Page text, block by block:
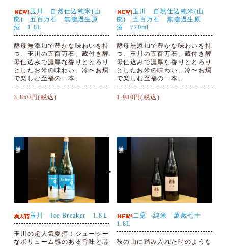
玉川 自然仕込純米(山
廃) 五百万石 無濾過生原
酒 1.8L
酵母無添加で豊かな味わいを持
つ、玉川の五百万石。蔵付き酵
母仕込みで濃厚な香りととろり
としたお米の味わい。冷〜お燗
で楽しむ至福の一本。
3,850円(税込)
玉川 自然仕込純米(山
廃) 五百万石 無濾過生原
酒 720ml
酵母無添加で豊かな味わいを持
つ、玉川の五百万石。蔵付き酵
母仕込みで濃厚な香りととろり
としたお米の味わい。冷〜お燗
で楽しむ至福の一本。
1,980円(税込)
玉川 Ice Breaker 1.8Ｌ
玉川の超人気夏酒！ジューシー
なボリューム感のある旨味と芯
二兎 純米 萬歳七十
1.8L
秋の山に踏み入れた時のような